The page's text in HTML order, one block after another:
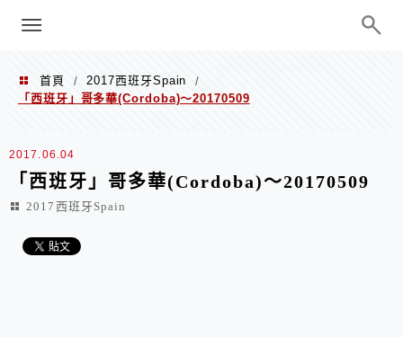
巧、世界走透透
menu
首頁 / 2017西班牙Spain
/
「西班牙」哥多華(Cordoba)～20170509
2017.06.04
「西班牙」哥多華(Cordoba)～20170509
2017西班牙Spain